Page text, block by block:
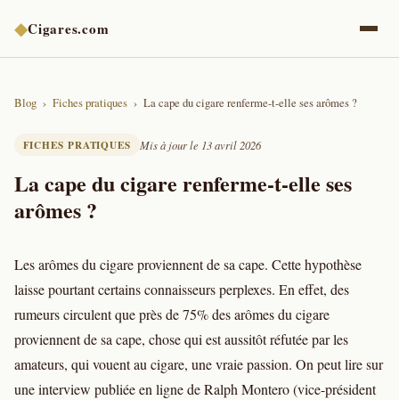
◆Cigares.com
Blog Fiches pratiques La cape du cigare renferme-t-elle ses arômes ?
FICHES PRATIQUES Mis à jour le 13 avril 2026
La cape du cigare renferme-t-elle ses
arômes ?
Les arômes du cigare proviennent de sa cape. Cette hypothèse
laisse pourtant certains connaisseurs perplexes. En effet, des
rumeurs circulent que près de 75% des arômes du cigare
proviennent de sa cape, chose qui est aussitôt réfutée par les
amateurs, qui vouent au cigare, une vraie passion. On peut lire sur
une interview publiée en ligne de Ralph Montero (vice-président